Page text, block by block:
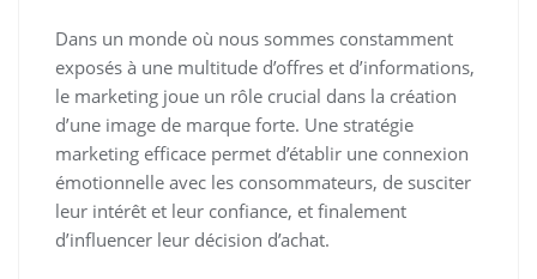
Dans un monde où nous sommes constamment
exposés à une multitude d’offres et d’informations,
le marketing joue un rôle crucial dans la création
d’une image de marque forte. Une stratégie
marketing efficace permet d’établir une connexion
émotionnelle avec les consommateurs, de susciter
leur intérêt et leur confiance, et finalement
d’influencer leur décision d’achat.